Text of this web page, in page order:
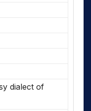
dialect of